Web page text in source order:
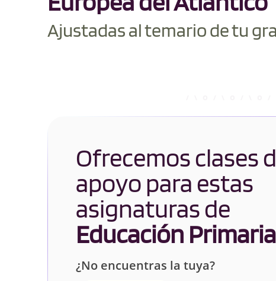
Ajustadas al temario de tu
Ofrecemos clases
apoyo para estas
asignaturas de
Educación Primaria
¿No encuentras la tuya?